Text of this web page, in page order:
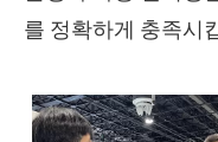
를 정확하게 충족시